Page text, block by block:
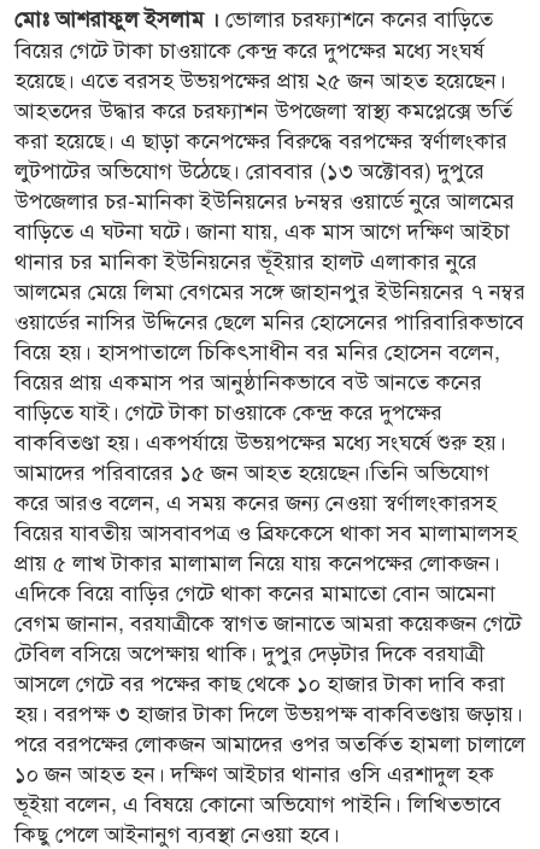
মোঃ আশরাফুল ইসলাম । ভোলার চরফ্যাশনে কনের বাড়িতে
বিয়ের গেটে টাকা চাওয়াকে কেন্দ্র করে দুপক্ষের মধ্যে সংঘর্ষ
হয়েছে। এতে বরসহ উভয়পক্ষের প্রায় ২৫ জন আহত হয়েছেন।
আহতদের উদ্ধার করে চরফ্যাশন উপজেলা স্বাস্থ্য কমপ্লেক্সে ভর্তি
করা হয়েছে। এ ছাড়া কনেপক্ষের বিরুদ্ধে বরপক্ষের স্বর্ণালংকার
লুটপাটের অভিযোগ উঠেছে। রোববার (১৩ অক্টোবর) দুপুরে
উপজেলার চর-মানিকা ইউনিয়নের ৮নম্বর ওয়ার্ডে নুরে আলমের
বাড়িতে এ ঘটনা ঘটে। জানা যায়, এক মাস আগে দক্ষিণ আইচা
থানার চর মানিকা ইউনিয়নের ভূঁইয়ার হালট এলাকার নুরে
আলমের মেয়ে লিমা বেগমের সঙ্গে জাহানপুর ইউনিয়নের ৭ নম্বর
ওয়ার্ডের নাসির উদ্দিনের ছেলে মনির হোসেনের পারিবারিকভাবে
বিয়ে হয়। হাসপাতালে চিকিৎসাধীন বর মনির হোসেন বলেন,
বিয়ের প্রায় একমাস পর আনুষ্ঠানিকভাবে বউ আনতে কনের
বাড়িতে যাই। গেটে টাকা চাওয়াকে কেন্দ্র করে দুপক্ষের
বাকবিতণ্ডা হয়। একপর্যায়ে উভয়পক্ষের মধ্যে সংঘর্ষে শুরু হয়।
আমাদের পরিবারের ১৫ জন আহত হয়েছেন।তিনি অভিযোগ
করে আরও বলেন, এ সময় কনের জন্য নেওয়া স্বর্ণালংকারসহ
বিয়ের যাবতীয় আসবাবপত্র ও ব্রিফকেসে থাকা সব মালামালসহ
প্রায় ৫ লাখ টাকার মালামাল নিয়ে যায় কনেপক্ষের লোকজন।
এদিকে বিয়ে বাড়ির গেটে থাকা কনের মামাতো বোন আমেনা
বেগম জানান, বরযাত্রীকে স্বাগত জানাতে আমরা কয়েকজন গেটে
টেবিল বসিয়ে অপেক্ষায় থাকি। দুপুর দেড়টার দিকে বরযাত্রী
আসলে গেটে বর পক্ষের কাছ থেকে ১০ হাজার টাকা দাবি করা
হয়। বরপক্ষ ৩ হাজার টাকা দিলে উভয়পক্ষ বাকবিতণ্ডায় জড়ায়।
পরে বরপক্ষের লোকজন আমাদের ওপর অতর্কিত হামলা চালালে
১০ জন আহত হন। দক্ষিণ আইচার থানার ওসি এরশাদুল হক
ভূইয়া বলেন, এ বিষয়ে কোনো অভিযোগ পাইনি। লিখিতভাবে
কিছু পেলে আইনানুগ ব্যবস্থা নেওয়া হবে।